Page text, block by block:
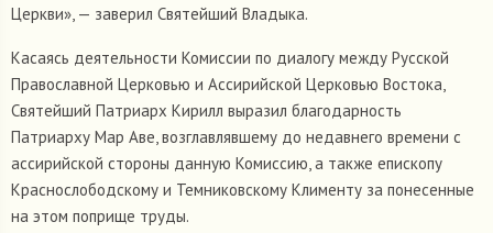
Церкви», — заверил Святейший Владыка.
Касаясь деятельности Комиссии по диалогу между Русской
Православной Церковью и Ассирийской Церковью Востока,
Святейший Патриарх Кирилл выразил благодарность
Патриарху Мар Аве, возглавлявшему до недавнего времени с
ассирийской стороны данную Комиссию, а также епископу
Краснослободскому и Темниковскому Клименту за понесенные
на этом поприще труды.